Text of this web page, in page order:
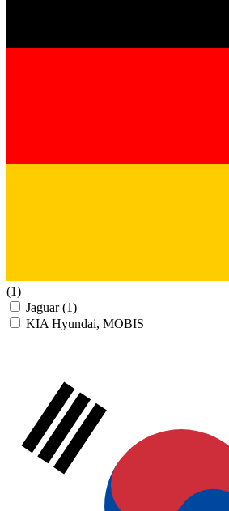
(1)
Jaguar(1)
KIA Hyundai, MOBIS